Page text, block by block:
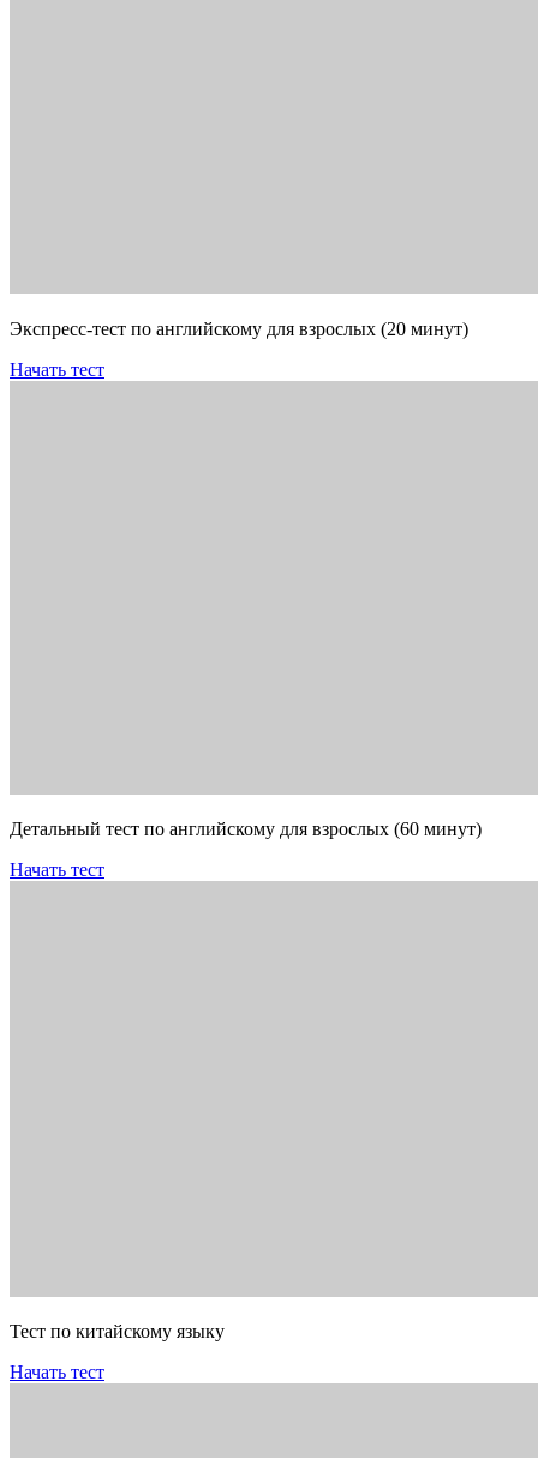
Экспресс-тест по английскому для взрослых (20 минут)
Начать тест
Детальный тест по английскому для взрослых (60 минут)
Начать тест
Тест по китайскому языку
Начать тест